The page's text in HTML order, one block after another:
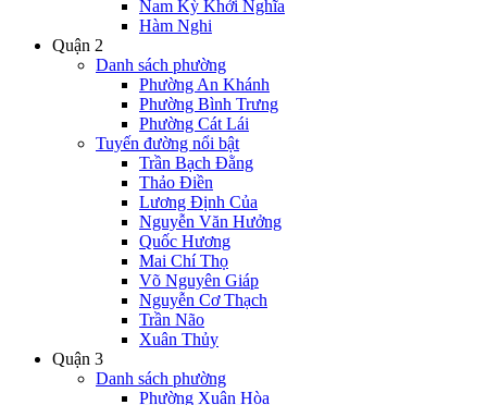
Nam Kỳ Khởi Nghĩa
Hàm Nghi
Quận 2
Danh sách phường
Phường An Khánh
Phường Bình Trưng
Phường Cát Lái
Tuyến đường nổi bật
Trần Bạch Đằng
Thảo Điền
Lương Định Của
Nguyễn Văn Hưởng
Quốc Hương
Mai Chí Thọ
Võ Nguyên Giáp
Nguyễn Cơ Thạch
Trần Não
Xuân Thủy
Quận 3
Danh sách phường
Phường Xuân Hòa